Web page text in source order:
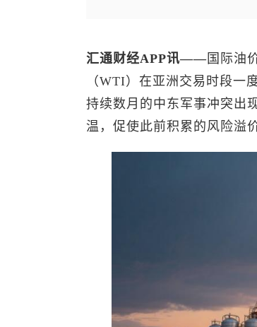
汇通财经APP讯——国际油
（WTI）在亚洲交易时段一
持续数月的中东军事冲突出
温，促使此前积累的风险溢